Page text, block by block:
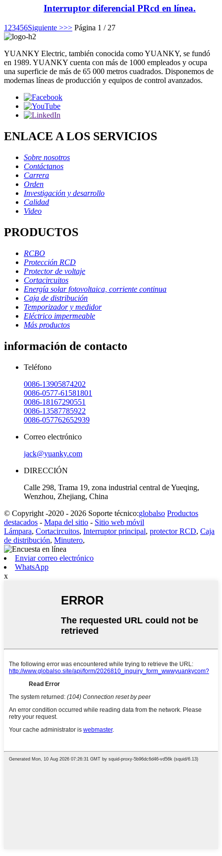
Interruptor diferencial PRcd en línea.
1 23456Siguiente >>> Página 1 / 27
YUANKY Electric, también conocida como YUANKY, se fundó
en 1989. YUANKY cuenta con más de 1000 empleados y ocupa
una superficie de más de 65 000 metros cuadrados. Disponemos de
modernas líneas de producción y equipos de control avanzados.
ENLACE A LOS SERVICIOS
Sobre nosotros
Contáctanos
Carrera
Orden
Investigación y desarrollo
Calidad
Video
PRODUCTOS
RCBO
Protección RCD
Protector de voltaje
Cortacircuitos
Energía solar fotovoltaica, corriente continua
Caja de distribución
Temporizador y medidor
Eléctrico impermeable
Más productos
información de contacto
Teléfono
0086-13905874202
0086-0577-61581801
0086-18167290551
0086-13587785922
0086-057762652939
Correo electrónico
jack@yuanky.com
DIRECCIÓN
Calle 298, Trama 19, zona industrial central de Yueqing,
Wenzhou, Zhejiang, China
© Copyright -2020 - 2026 Soporte técnico:globalso Productos
destacados - Mapa del sitio - Sitio web móvil
Lámpara, Cortacircuitos, Interruptor principal, protector RCD, Caja
de distribución, Minutero,
Enviar correo electrónico
WhatsApp
x